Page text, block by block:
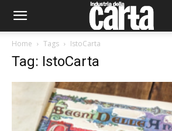
Home Tags IstoCarta
Tag: IstoCarta